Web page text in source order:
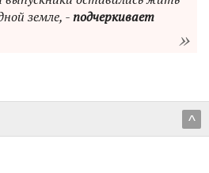
земле, -подчеркивает
^